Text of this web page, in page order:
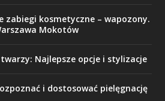
zabiegi kosmetyczne – wapozony.
Mokotów
Najlepsze opcje i stylizacje
i dostosować pielęgnację